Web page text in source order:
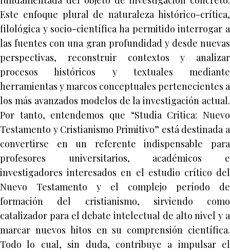
Este enfoque plural de naturaleza histórico-crítica,
filológica y socio-científica ha permitido interrogar a
las fuentes con una gran profundidad y desde nuevas
perspectivas, reconstruir contextos y analizar
procesos históricos y textuales mediante
herramientas y marcos conceptuales pertenecientes a
los más avanzados modelos de la investigación actual.
Por tanto, entendemos que “Studia Critica: Nuevo
Testamento y Cristianismo Primitivo” está destinada a
convertirse en un referente indispensable para
profesores universitarios, académicos e
investigadores interesados en el estudio crítico del
Nuevo Testamento y el complejo período de
formación del cristianismo, sirviendo como
catalizador para el debate intelectual de alto nivel y a
marcar nuevos hitos en su comprensión científica.
Todo lo cual, sin duda, contribuye a impulsar el